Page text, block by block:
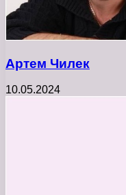
Артем Чилек
10.05.2024